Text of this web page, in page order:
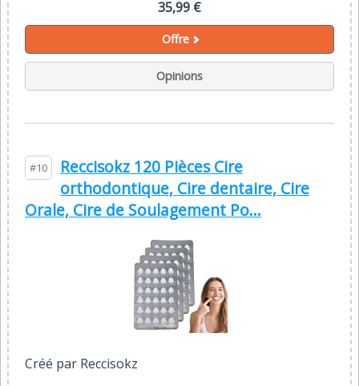
35,99 €
Offre
Opinions
#10
Reccisokz 120 Pièces Cire
orthodontique, Cire dentaire, Cire
Orale, Cire de Soulagement Po...
Créé par Reccisokz